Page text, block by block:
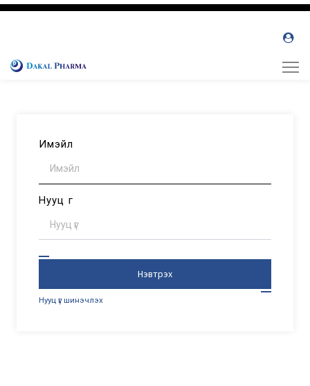
Имэйл
Нууц үг
Нэвтрэх
Нууц үг шинэчлэх